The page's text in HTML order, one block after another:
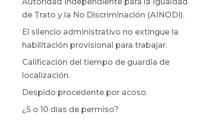
de Trato y la No Discriminación (AINODI).
El silencio administrativo no extingue la
habilitación provisional para trabajar.
Calificación del tiempo de guardia de
localización.
Despido procedente por acoso.
¿5 o 10 días de permiso?